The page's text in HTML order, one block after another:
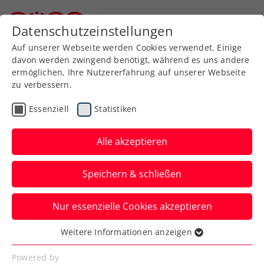
AllgemeineKlasse
Jugend
SeniorInnen
Meisterschaft wählen
Mannschaftsmeisterschaft 2026 - Kreis Mitte /
Datenschutzeinstellungen
Auf unserer Webseite werden Cookies verwendet. Einige
davon werden zwingend benötigt, während es uns andere
ermöglichen, Ihre Nutzererfahrung auf unserer Webseite
zu verbessern.
Essenziell Statistiken
Alle akzeptieren
Speichern & schließen
Nur essenzielle Cookies akzeptieren
Essenziell
Essenzielle Cookies werden für grundlegende
Weitere Informationen anzeigen
Powered by